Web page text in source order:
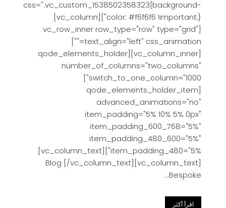
css=".vc_custom_1538502358323{background-
color: #f6f6f6 !important;}"][vc_column]
[vc_row_inner row_type="row" type="grid"
text_align="left" css_animation=""]
[vc_column_inner][qode_elements_holder
number_of_columns="two_columns"
switch_to_one_column="1000"]
[qode_elements_holder_item
advanced_animations="no"
item_padding="5% 10% 5% 0px"
item_padding_600_768="5%"
item_padding_480_600="5%"
item_padding_480="5%"][vc_column_text]
Blog [/vc_column_text][vc_column_text]
Bespoke...
اقرأ أكثر